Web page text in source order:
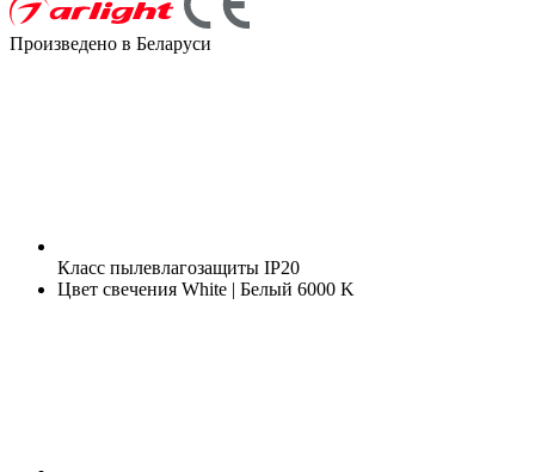
Произведено в Беларуси
Класс пылевлагозащиты IP20
Цвет свечения White | Белый 6000 K